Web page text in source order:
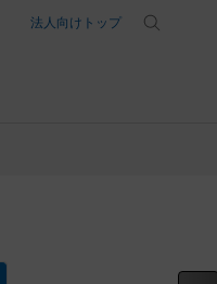
法人向けトップ